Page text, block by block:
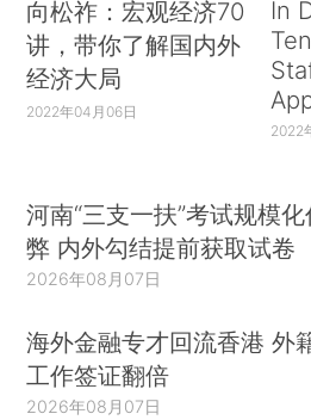
向松祚：宏观经济70
讲，带你了解国内外
经济大局
2022年04月06日
In
2022
河南“三支一扶”考试规模
弊 内外勾结提前获取试卷
2026年08月07日
海外金融专才回流香港 外
工作签证翻倍
2026年08月07日